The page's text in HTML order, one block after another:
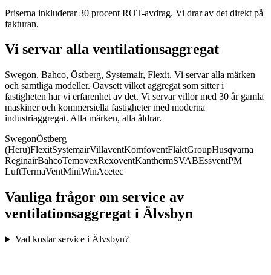
Priserna inkluderar 30 procent ROT-avdrag. Vi drar av det direkt på
fakturan.
Vi servar alla ventilationsaggregat
Swegon, Bahco, Östberg, Systemair, Flexit. Vi servar alla märken
och samtliga modeller. Oavsett vilket aggregat som sitter i
fastigheten har vi erfarenhet av det. Vi servar villor med 30 år gamla
maskiner och kommersiella fastigheter med moderna
industriaggregat. Alla märken, alla åldrar.
SwegonÖstberg
(Heru)FlexitSystemairVillaventKomfoventFläktGroupHusqvarna
ReginairBahcoTemovexRexoventKanthermSVABEssventPM
LuftTermaVentMiniWinAcetec
Vanliga frågor om service av
ventilationsaggregat i Älvsbyn
Vad kostar service i Älvsbyn?